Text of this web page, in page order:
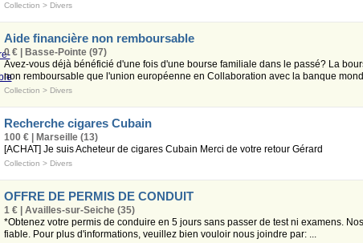
Collection > Divers
Aide financière non remboursable
0 € | Basse-Pointe (97)
Avez-vous déjà bénéficié d'une fois d'une bourse familiale dans le passé? La
non remboursable que l'union européenne en Collaboration avec la banque
Collection > Divers
Recherche cigares Cubain
100 € | Marseille (13)
[ACHAT] Je suis Acheteur de cigares Cubain Merci de votre retour Gérard
Collection > Divers
OFFRE DE PERMIS DE CONDUIT
1 € | Availles-sur-Seiche (35)
*Obtenez votre permis de conduire en 5 jours sans passer de test ni examens.
fiable. Pour plus d'informations, veuillez bien vouloir nous joindre par: ...